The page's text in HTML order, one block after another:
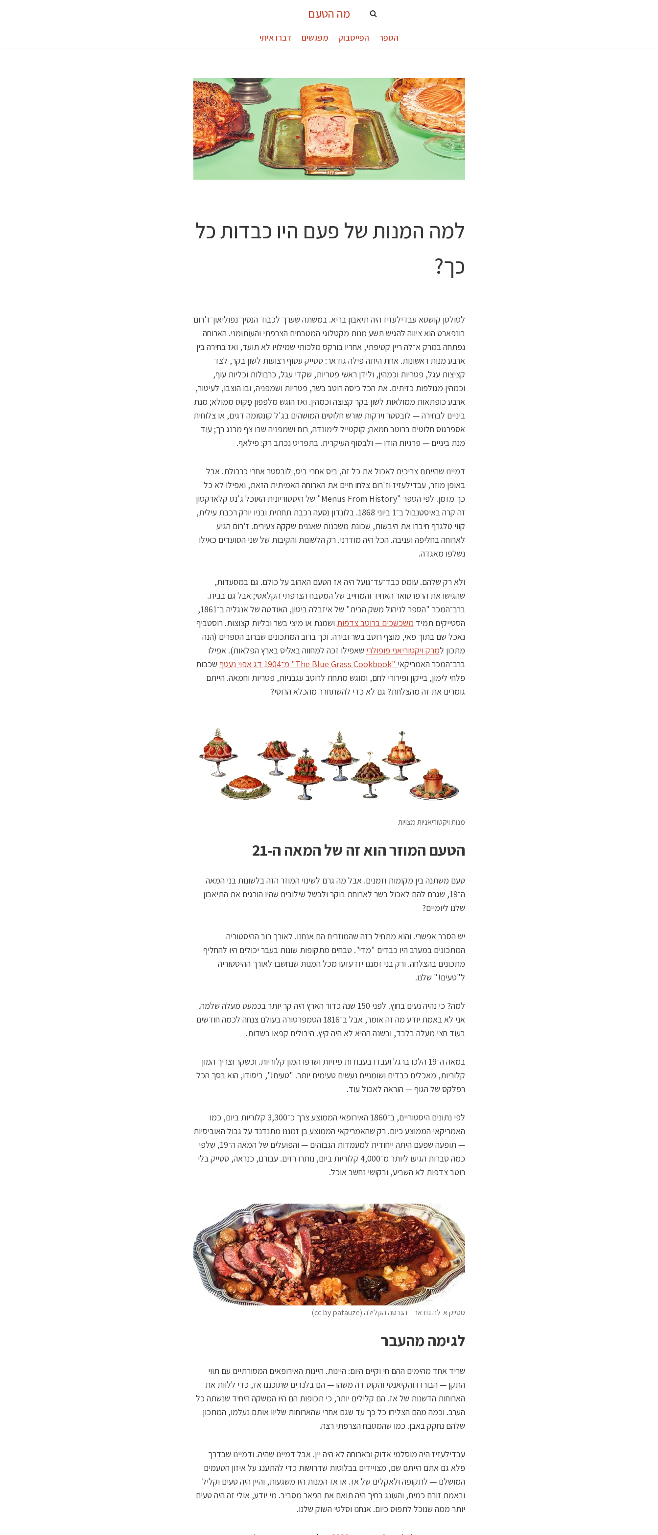
מה הטעם
הספר הפייסבוק מפגשים דברו איתי
למה המנות של פעם היו כבדות כל
כך?
לסולטן קושטא עבּדילעזיז היה תיאבון בריא. במשתה שערך לכבוד הנסיך נפוליאון־ז'רום
בונפארט הוא ציווה להגיש תשע מנות מקטלוגי המטבחים הצרפתי והעותומני. הארוחה
נפתחה במרק א־לה ריין קטיפתי, אחריו בורקס מלכותי שמילויו לא תועד, ואז בחירה בין
ארבע מנות ראשונות. אחת היתה פילה גודאר: סטייק עטוף רצועות לשון בקר, לצד
קציצות עגל, פטריות וכמהין, ולידן ראשי פטריות, שקדי עגל, כרבולות וכליות עוף,
וכמהין מגולפות כזיתים. את הכל כיסה רוטב בשר, פטריות ושמפניה, ובו הוצבו, לעיטור,
ארבע כופתאות ממולאות לשון בקר קצוצה וכמהין. ואז הוגש מלפפון פַקוּס ממולא; מנת
ביניים לבחירה — לובסטר וירקות שורש חלוטים המושהים בג'ל קונסומה דגים, או צלוחית
אספרגוס חלוטים ברוטב חמאה; קוקטייל לימונדה, רום ושמפניה שבו צף מרנג רך; עוד
מנת ביניים — פרגיות הודו — ולבסוף העיקרית. בתפריט נכתב רק: פילאף.
דמיינו שהייתם צריכים לאכול את כל זה, ביס אחרי ביס, לובסטר אחרי כרבולת. אבל
באופן מוזר, עבדילעזיז וז'רום צלחו חיים את הארוחה האמיתית הזאת, ואפילו לא כל
כך מזמן. לפי הספר "Menus From History" של היסטוריונית האוכל ג'נט קלארקסון
זה קרה באיסטנבול ב־1 ביוני 1868. בלונדון נסעה רכבת תחתית ובניו יורק רכבת עילית,
קווי טלגרף חיברו את היבשות, שכונת משכנות שאננים שקקה צעירים. ז'רום הגיע
לארוחה בחליפה ועניבה. הכל היה מודרני. רק הלשונות והקיבות של שני הסועדים כאילו
נשלפו מאגדה.
ולא רק שלהם. עומס כבד־עד־גועל היה אז הטעם האהוב על כולם. גם במסעדות,
שהגישו את הרפרטואר האחיד והמחייב של המטבח הצרפתי הקלאסי; אבל גם בבית.
ברב־המכר "הספר לניהול משק הבית" של איזבלה ביטון, האודטה של אנגליה ב־1861,
הסטייקים תמיד משכשכים ברוטב צדפות ושמנת או מיצי בשר וכליות קצוצות. רוסטביף
נאכל שם בתוך פאי, מוצף רוטב בשר ובירה. וכך ברוב המתכונים שברוב הספרים (הנה
מתכון למרק ויקטוריאני פופולרי שאפילו זכה למחווה באליס בארץ הפלאות). אפילו
ברב־המכר האמריקאי "The Blue Grass Cookbook" מ־1904 דג אפוי נעטף
שכבות
פלחי לימון, בייקון ופירורי לחם, ומוגש מתחת לרוטב עגבניות, פטריות וחמאה. הייתם
גומרים את זה מהצלחת? גם לא כדי להשתחרר מהכלא הרוסי?
מנות ויקטוריאניות מצויות
הטעם המוזר הוא זה של המאה ה-21
טעם משתנה בין מקומות וזמנים. אבל מה גרם לשינוי המוזר הזה בלשונות בני המאה
ה־19, שגרם להם לאכול בשר לארוחת בוקר ולבשל שילובים שהיו הורגים את התיאבון
שלנו ליומיים?
יש הסבר אפשרי. והוא מתחיל בזה שהמוזרים הם אנחנו. לאורך רוב ההיסטוריה
המתכונים במערב היו כבדים "מדי". טבחים מתקופות שונות בעבר יכולים היו להחליף
מתכונים בהצלחה. ורק בני זמננו יזדעזעו מכל המנות שנחשבו לאורך ההיסטוריה
ל"טעים!" שלנו.
למה? כי נהיה נעים בחוץ. לפני 150 שנה כדור הארץ היה קר יותר בכמעט מעלה שלמה.
אני לא באמת יודע מה זה אומר, אבל ב־1816 הטמפרטורה בעולם צנחה לכמה חודשים
בעוד חצי מעלה בלבד, ובשנה ההיא לא היה קיץ. היבולים קפאו בשדות.
במאה ה־19 הלכו ברגל ועבדו בעבודות פיזיות ושרפו המון קלוריות. וכשקר וצריך המון
קלוריות, מאכלים כבדים ושומניים נעשים טעימים יותר. "טעים!", ביסודו, הוא בסך הכל
רפלקס של הגוף — הוראה לאכול עוד.
לפי נתונים היסטוריים, ב־1860 האירופאי הממוצע צרך כ־3,300 קלוריות ביום, כמו
האמריקאי הממוצע כיום. רק שהאמריקאי הממוצע בן זמננו מתנדנד על גבול האוביסיות
— תופעה שפעם היתה ייחודית למעמדות הגבוהים — והפועלים של המאה ה־19, שלפי
כמה סברות הגיעו ליותר מ־4,000 קלוריות ביום, נותרו רזים. עבורם, כנראה, סטייק בלי
רוטב צדפות לא השביע, ובקושי נחשב אוכל.
סטייק א-לה גודאר – הגרסה הקלילה (cc by patauze)
לגימה מהעבר
שריד אחד מהימים ההם חי וקיים היום: היינות. היינות האירופאים המסורתיים עם תווי
התקן — הבורדו והקיאנטי והקוט דה משהו — הם בלנדים שתוכננו אז, כדי ללוות את
הארוחות הדשנות של אז. הם קלילים יותר, כי תכופות הם היו המשקה היחיד שנשתה כל
הערב. וכמה מהם הצליחו כל כך עד שגם אחרי שהארוחות שליוו אותם נעלמו, המתכון
שלהם נחקק באבן. כמו שהמטבח הצרפתי רצה.
עבדילעזיז היה מוסלמי אדוק ובארוחה לא היה יין. אבל דמיינו שהיה. ודמיינו שבדרך
פלא גם אתם הייתם שם, מצויידים בבלוטות שדרושות כדי להתענג על איזון הטעמים
המושלם — לתקופה ולאקלים של אז. או אז המנות היו משגעות, והיין היה טעים וקליל
ובאמת זורם כמים, והעונג בחיך היה תואם את הפאר מסביב. מי יודע, אולי זה היה טעים
יותר ממה שנוכל לתפוס כיום. אנחנו וסלטי השוק שלנו.